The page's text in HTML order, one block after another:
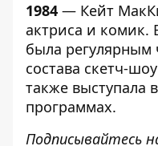
1984 — Кейт
актриса и комик.
была регулярным
состава скетч-
также выступала
программах.
Подписывайтесь